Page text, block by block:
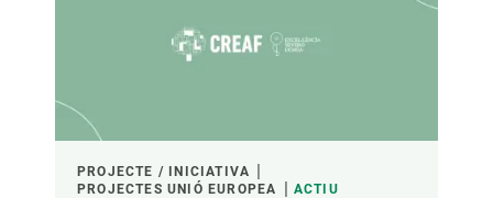
PROJECTE / INICIATIVA
PROJECTES UNIÓ EUROPEA
ACTIU